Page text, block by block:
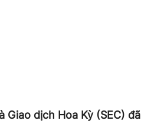
Giao dịch Hoa Kỳ (SEC)